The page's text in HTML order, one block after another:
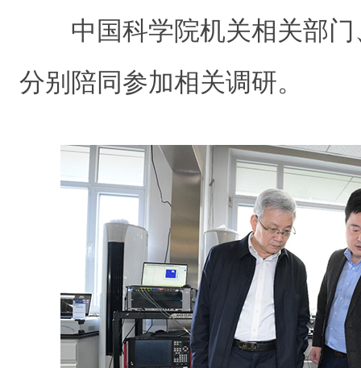
中国科学院机关相关部
分别陪同参加相关调研。